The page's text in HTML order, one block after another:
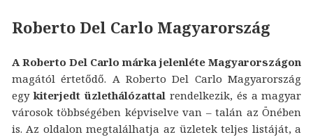
Roberto Del Carlo Magyarország
A Roberto Del Carlo márka jelenléte Magyarországon
magától értetődő. A Roberto Del Carlo Magyarország
egykiterjedt üzlethálózattalrendelkezik, és a magyar
városok többségében képviselve van – talán az Önében
is. Az oldalon megtalálhatja az üzletek teljes listáját, a